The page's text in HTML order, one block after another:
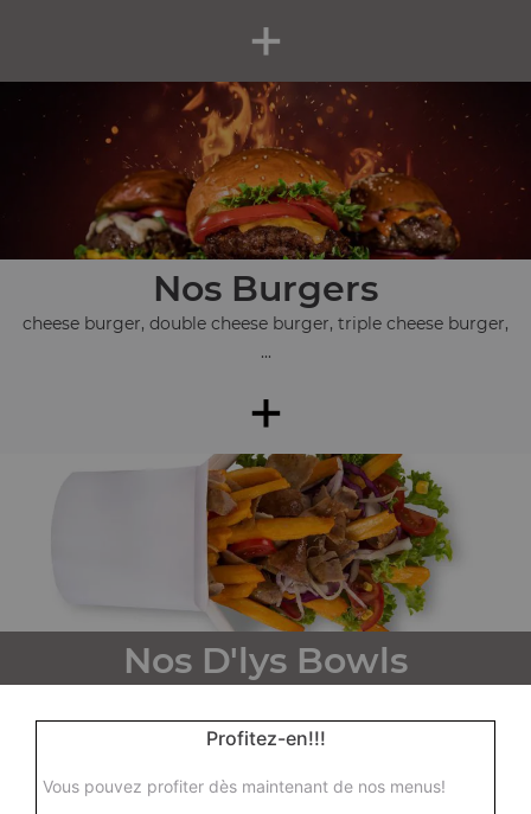
+
Nos Burgers
cheese burger, double cheese burger, triple cheese burger,
...
+
Nos D'lys Bowls
+
Profitez-en!!!
Vous pouvez profiter dès maintenant de nos menus!